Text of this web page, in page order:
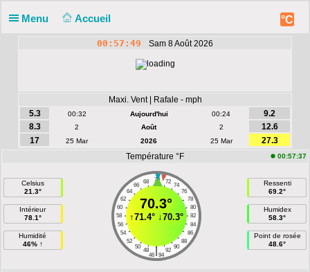
Menu Accueil °C
00:57:49 Sam 8 Août 2026
Maxi. Vent | Rafale - mph
5.3
00:32 Aujourd'hui 00:24
9.2
8.3
2 Août 2
12.6
17
25 Mar 2026 25 Mar
27.3
Température °F
00:57:37
Celsius
21.3°
Intérieur
78.1°
Humidité
46% ↑
70
68 72
66
74
64
76
62
78
60
80
58
82
56
84
54
86
52
88
50
90
48 92
|
46 94
70.3°
↑71.4°↓70.3°
Ressenti
69.2°
Humidex
58.3°
Point de rosée
48.6°